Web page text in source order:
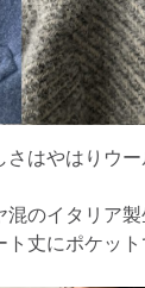
はやはりウー
混のイタリア
丈にポケット